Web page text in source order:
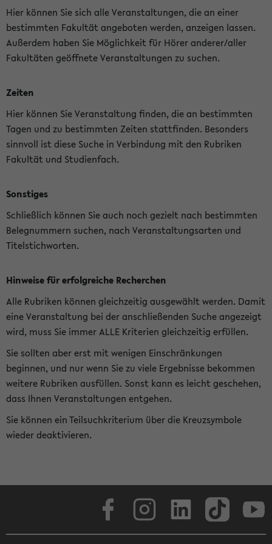
Hier können Sie sich alle Veranstaltungen, die an einer
bestimmten Fakultät angeboten werden, anzeigen lassen.
Außerdem haben Sie Möglichkeit für Hörer anderer/aller
Fakultäten geöffnete Veranstaltungen zu suchen.
Zeiten
Hier können Sie Veranstaltung finden, die an bestimmten
Tagen und zu bestimmten Zeiten stattfinden. Besonders
sinnvoll ist diese Suche in Verbindung mit den Rubriken
Fakultät und Studienfach.
Sonstiges
Schließlich können Sie auch noch gezielt nach bestimmten
Belegnummern suchen, nach Veranstaltungsarten und
Titelstichworten.
Hinweise für erfolgreiche Recherchen
Alle Rubriken können gleichzeitig ausgewählt werden. Damit
eine Veranstaltung bei der anschließenden Suche angezeigt
wird, muss Sie immer ALLE Kriterien gleichzeitig erfüllen.
Sie sollten aber erst mit wenigen Einschränkungen
beginnen, und nur wenn Sie zu viele Ergebnisse bekommen
weitere Rubriken ausfüllen. Sonst kann es leicht geschehen,
dass Ihnen Veranstaltungen entgehen.
Sie können ein Teilsuchkriterium über die Kreuzsymbole
wieder deaktivieren.